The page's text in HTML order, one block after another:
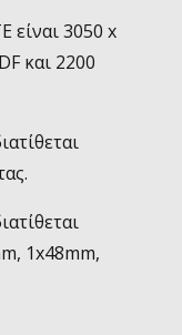
είναι 3050 x
και 2200
1x48mm,